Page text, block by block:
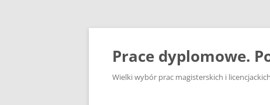
Przejdź
Prace dyplomowe.
Wielki wybór prac magisterskich i